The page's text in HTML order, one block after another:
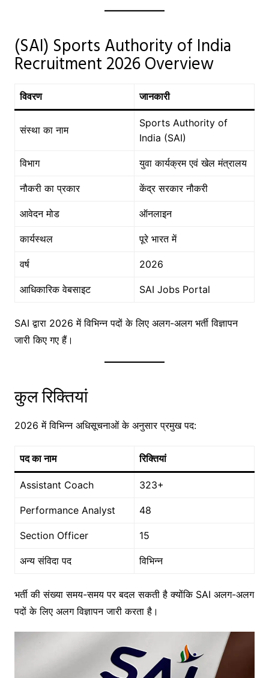
(SAI) Sports Authority of India
Recruitment 2026 Overview
विवरण जानकारी
संस्था का नाम
Sports Authority of
India (SAI)
विभाग युवा कार्यक्रम एवं खेल मंत्रालय
नौकरी का प्रकार केंद्र सरकार नौकरी
आवेदन मोड ऑनलाइन
कार्यस्थल पूरे भारत में
वर्ष 2026
आधिकारिक वेबसाइट SAI Jobs Portal
SAI द्वारा 2026 में विभिन्न पदों के लिए अलग-अलग भर्ती विज्ञापन
जारी किए गए हैं।
कुल रिक्तियां
2026 में विभिन्न अधिसूचनाओं के अनुसार प्रमुख पद:
पद का नाम रिक्तियां
Assistant Coach 323+
Performance Analyst 48
Section Officer 15
अन्य संविदा पद विभिन्न
भर्ती की संख्या समय-समय पर बदल सकती है क्योंकि SAI अलग-अलग
पदों के लिए अलग विज्ञापन जारी करता है।